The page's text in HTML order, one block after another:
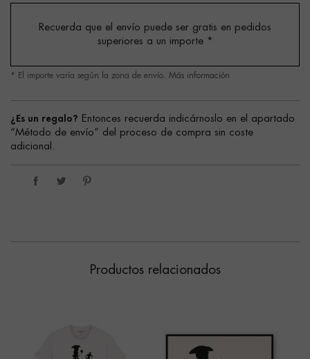
Recuerda que el envío puede ser gratis en pedidos
superiores a un importe *
* El importe varía según la zona de envío. Más información
¿Es un regalo? Entonces recuerda indicárnoslo en el apartado
“Método de envío” del proceso de compra sin coste
adicional.
Productos relacionados